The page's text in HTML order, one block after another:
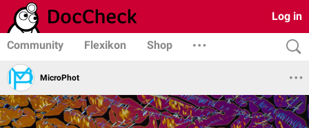
Log in
Community Flexikon Shop
MicroPhot